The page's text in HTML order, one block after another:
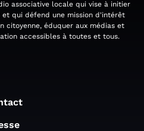
associative locale qui vise à initier
qui défend une mission d'intérêt
citoyenne, éduquer aux médias et
accessibles à toutes et tous.